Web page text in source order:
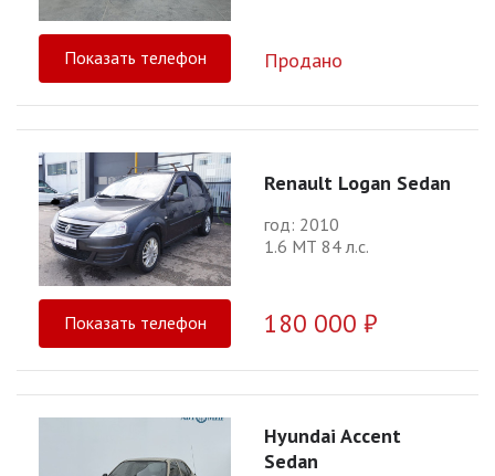
Показать телефон Продано
Renault Logan Sedan
год: 2010
1.6 МТ 84 л.с.
Показать телефон 180 000 ₽
Hyundai Accent
Sedan